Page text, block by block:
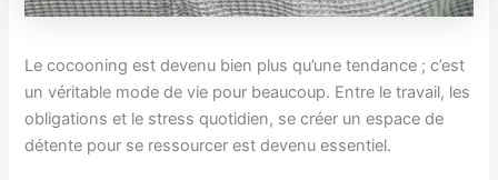
Le cocooning est devenu bien plus qu’une tendance ; c’est
un véritable mode de vie pour beaucoup. Entre le travail, les
obligations et le stress quotidien, se créer un espace de
détente pour se ressourcer est devenu essentiel.